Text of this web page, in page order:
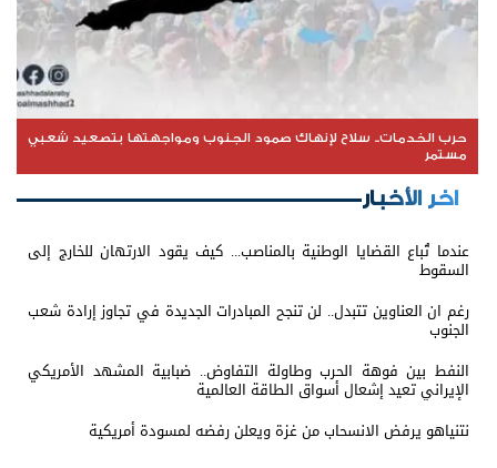
حرب الخدمات.. سلاح لإنهاك صمود الجنوب ومواجهتها بتصعيد شعبي
مستمر
اخر الأخبار
عندما تُباع القضايا الوطنية بالمناصب... كيف يقود الارتهان للخارج إلى
السقوط
رغم ان العناوين تتبدل.. لن تنجح المبادرات الجديدة في تجاوز إرادة شعب
الجنوب
النفط بين فوهة الحرب وطاولة التفاوض.. ضبابية المشهد الأمريكي
الإيراني تعيد إشعال أسواق الطاقة العالمية
نتنياهو يرفض الانسحاب من غزة ويعلن رفضه لمسودة أمريكية